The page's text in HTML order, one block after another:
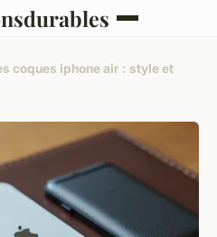
coques iphone air : style et